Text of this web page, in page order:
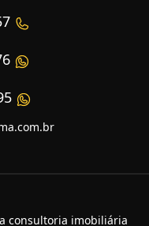
consultoria imobiliária